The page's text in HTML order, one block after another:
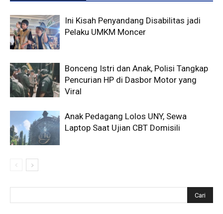
Ini Kisah Penyandang Disabilitas jadi
Pelaku UMKM Moncer
Bonceng Istri dan Anak, Polisi Tangkap
Pencurian HP di Dasbor Motor yang
Viral
Anak Pedagang Lolos UNY, Sewa
Laptop Saat Ujian CBT Domisili